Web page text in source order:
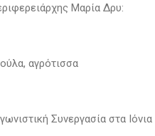
Μαρία Δρυ:
αγρότισσα
Συνεργασία στα